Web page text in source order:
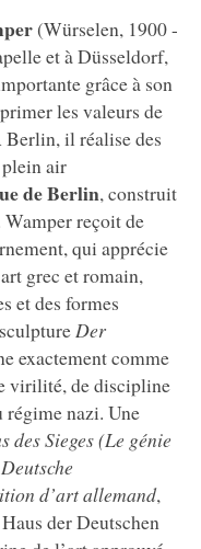
(Würselen, 1900 -
et à Düsseldorf,
grâce à son
les valeurs de
il réalise des
plein air
de Berlin, construit
reçoit de
qui apprécie
grec et romain,
et des formes
Der
exactement comme
virilité, de discipline
régime nazi. Une
des Sieges(Le génie
d’art allemand,
der Deutschen